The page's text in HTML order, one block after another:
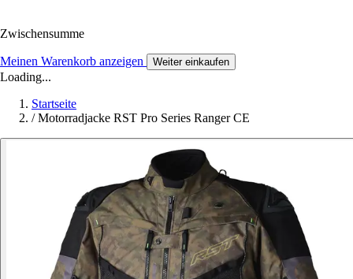
Zwischensumme
Meinen Warenkorb anzeigen Weiter einkaufen
Loading...
Startseite
/ Motorradjacke RST Pro Series Ranger CE